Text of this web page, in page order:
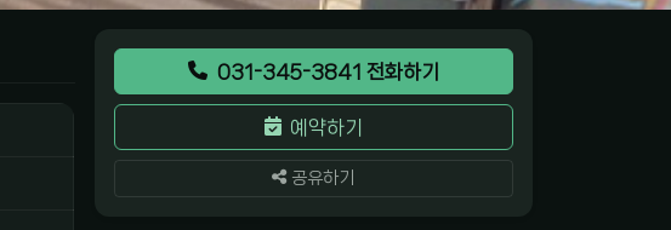
031-345-3841 전화하기
예약하기
공유하기